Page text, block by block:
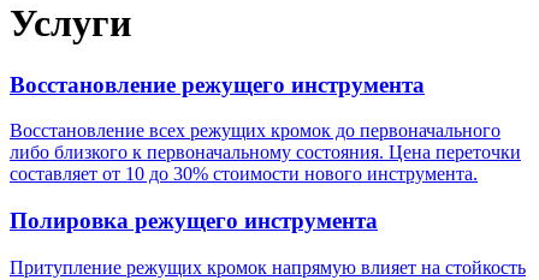
Услуги
Восстановление режущего инструмента
Восстановление всех режущих кромок до первоначального
либо близкого к первоначальному состояния. Цена переточки
составляет от 10 до 30% стоимости нового инструмента.
Полировка режущего инструмента
Притупление режущих кромок напрямую влияет на стойкость